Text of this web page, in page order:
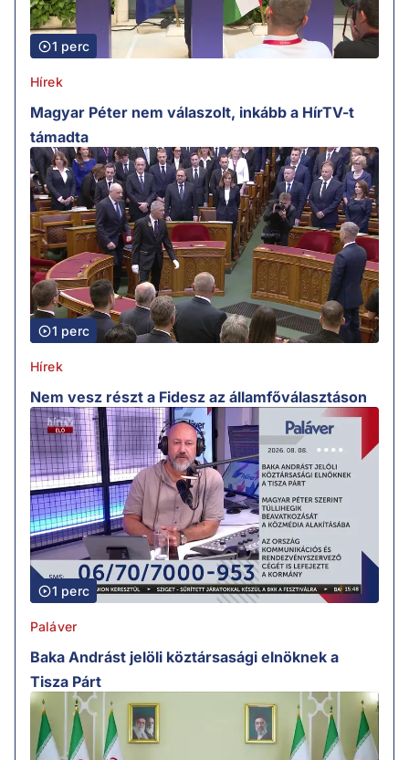
1 perc
Hírek
Magyar Péter nem válaszolt, inkább a HírTV-t
támadta
1 perc
Hírek
Nem vesz részt a Fidesz az államfőválasztáson
1 perc
Paláver
Baka Andrást jelöli köztársasági elnöknek a
Tisza Párt